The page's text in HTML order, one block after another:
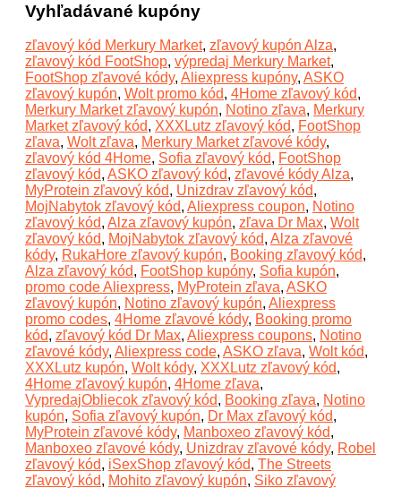
Vyhľadávané kupóny
zľavový kód Merkury Market, zľavový kupón Alza,
zľavový kód FootShop, výpredaj Merkury Market,
FootShop zľavové kódy, Aliexpress kupóny, ASKO
zľavový kupón, Wolt promo kód, 4Home zľavový kód,
Merkury Market zľavový kupón, Notino zľava, Merkury
Market zľavový kód, XXXLutz zľavový kód, FootShop
zľava, Wolt zľava, Merkury Market zľavové kódy,
zľavový kód 4Home, Sofia zľavový kód, FootShop
zľavový kód, ASKO zľavový kód, zľavové kódy Alza,
MyProtein zľavový kód, Unizdrav zľavový kód,
MojNabytok zľavový kód, Aliexpress coupon, Notino
zľavový kód, Alza zľavový kupón, zľava Dr Max, Wolt
zľavový kód, MojNabytok zľavový kód, Alza zľavové
kódy, RukaHore zľavový kupón, Booking zľavový kód,
Alza zľavový kód, FootShop kupóny, Sofia kupón,
promo code Aliexpress, MyProtein zľava, ASKO
zľavový kupón, Notino zľavový kupón, Aliexpress
promo codes, 4Home zľavové kódy, Booking promo
kód, zľavový kód Dr Max, Aliexpress coupons, Notino
zľavové kódy, Aliexpress code, ASKO zľava, Wolt kód,
XXXLutz kupón, Wolt kódy, XXXLutz zľavový kód,
4Home zľavový kupón, 4Home zľava,
VypredajObliecok zľavový kód, Booking zľava, Notino
kupón, Sofia zľavový kupón, Dr Max zľavový kód,
MyProtein zľavové kódy, Manboxeo zľavový kód,
Manboxeo zľavové kódy, Unizdrav zľavové kódy, Robel
zľavový kód, iSexShop zľavový kód, The Streets
zľavový kód, Mohito zľavový kupón, Siko zľavový